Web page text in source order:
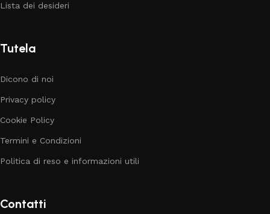
Lista dei desideri
Tutela
Dicono di noi
Privacy policy
Cookie Policy
Termini e Condizioni
Politica di reso e informazioni utili
Contatti